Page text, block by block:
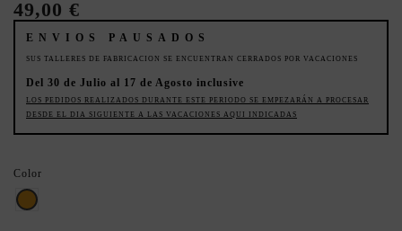
49,00 €
ENVIOS PAUSADOS
SUS TALLERES DE FABRICACION SE ENCUENTRAN CERRADOS POR VACACIONES
Del 30 de Julio al 17 de Agosto inclusive
LOS PEDIDOS REALIZADOS DURANTE ESTE PERIODO SE EMPEZARÁN A PROCESAR
DESDE EL DIA SIGUIENTE A LAS VACACIONES AQUI INDICADAS
Color
Dorado